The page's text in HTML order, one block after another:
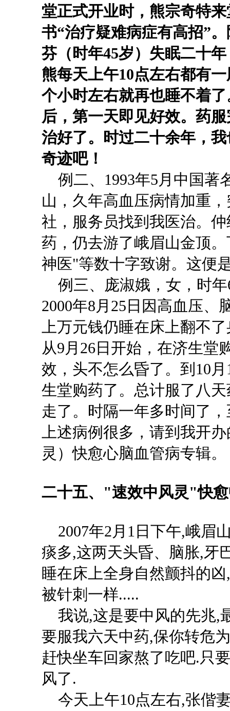
堂正式开业时，熊宗奇特
书“治疗疑难病症有高招”
芬（时年45岁）失眠二十
熊每天上午10点左右都有
个小时左右就再也睡不着
后，第一天即见好效。药
治好了。时过二十余年，
奇迹吧！
例二、1993年5月中国著
山，久年高血压病情加重
社，服务员找到我医治。
药，仍去游了峨眉山金顶
神医"等数十字致谢。这便
例三、 庞淑娥 ，女，时年
2000年8月25日因高血压
上万元钱仍睡在床上翻不
从9月26日开始，在济生堂
效，头不怎么昏了。到10
生堂购药了。总计服了八
走了。时隔一年多时间了
上述病例很多，请到我开
灵）快愈心脑血管病专辑。
二十五、 "速效中风灵"快
2007年2月1日下午,峨眉
痰多,这两天头昏、脑胀,牙
睡在床上全身自然颤抖的
被针刺一样.....
我说,这是要中风的先兆,
要服我六天中药,保你转危
赶快坐车回家熬了吃吧.只
风了.
今天上午10点左右,张偕